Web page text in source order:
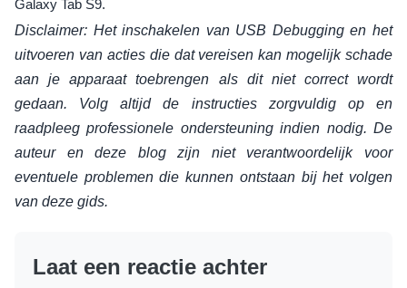
Galaxy Tab S9.
Disclaimer: Het inschakelen van USB Debugging en het
uitvoeren van acties die dat vereisen kan mogelijk schade
aan je apparaat toebrengen als dit niet correct wordt
gedaan. Volg altijd de instructies zorgvuldig op en
raadpleeg professionele ondersteuning indien nodig. De
auteur en deze blog zijn niet verantwoordelijk voor
eventuele problemen die kunnen ontstaan bij het volgen
van deze gids.
Laat een reactie achter